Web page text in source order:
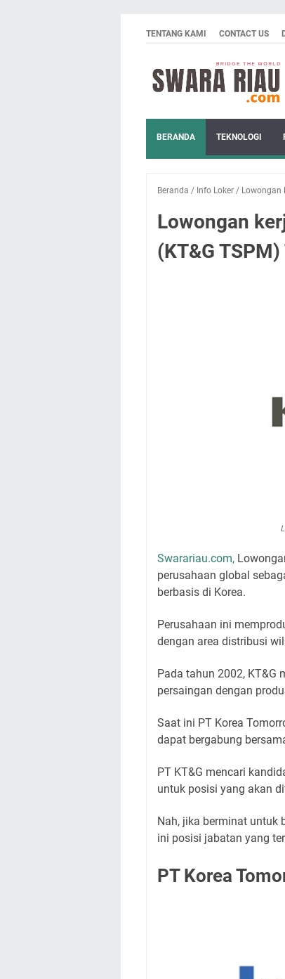
TENTANG KAMI CONTACT US
BERANDA TEKNOLOGI
Beranda / Info Loker / Lowongan
Lowongan
(KT&G
Swarariau.com,
perusahaan global
berbasis di Korea.
Perusahaan ini
dengan area distribusi
Pada tahun 2002, KT&G
persaingan dengan
Saat ini PT Korea
dapat bergabung
PT KT&G mencari
untuk posisi yang akan
Nah, jika berminat untuk
ini posisi jabatan yang
PT Korea